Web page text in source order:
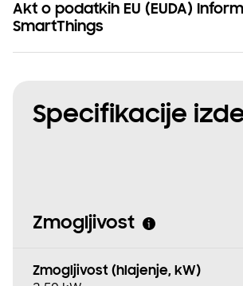
Akt o podatkih EU (EUDA)
SmartThings
Specifikacije
Zmogljivost
Zmogljivost (hlajenje, kW)